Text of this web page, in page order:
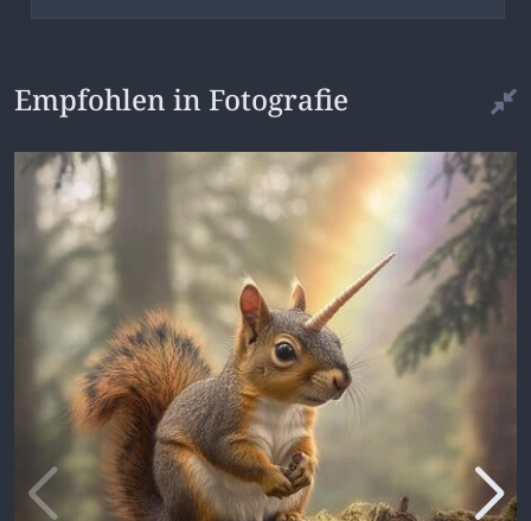
Empfohlen in Fotografie